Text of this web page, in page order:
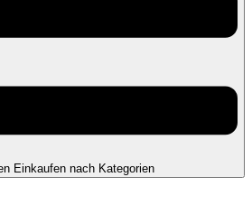
Einkaufen nach Kategorien